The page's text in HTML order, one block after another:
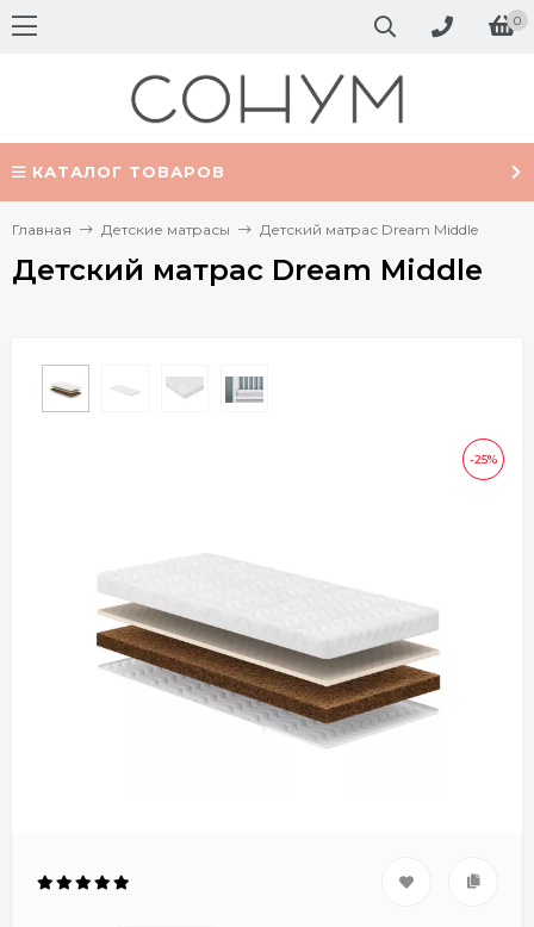
0
КАТАЛОГ ТОВАРОВ
Главная Детские матрасы Детский матрас Dream Middle
Детский матрас Dream Middle
-25%